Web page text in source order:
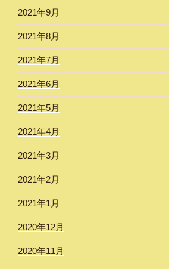
2021年9月
2021年8月
2021年7月
2021年6月
2021年5月
2021年4月
2021年3月
2021年2月
2021年1月
2020年12月
2020年11月